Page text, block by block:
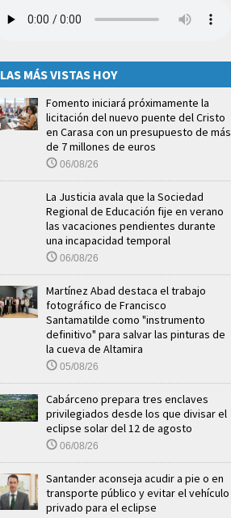
LAS MÁS VISTAS HOY
Fomento iniciará próximamente la
licitación del nuevo puente del Cristo
en Carasa con un presupuesto de más
de 7 millones de euros
06/08/26
La Justicia avala que la Sociedad
Regional de Educación fije en verano
las vacaciones pendientes durante
una incapacidad temporal
06/08/26
Martínez Abad destaca el trabajo
fotográfico de Francisco
Santamatilde como "instrumento
definitivo" para salvar las pinturas de
la cueva de Altamira
05/08/26
Cabárceno prepara tres enclaves
privilegiados desde los que divisar el
eclipse solar del 12 de agosto
06/08/26
Santander aconseja acudir a pie o en
transporte público y evitar el vehículo
privado para el eclipse